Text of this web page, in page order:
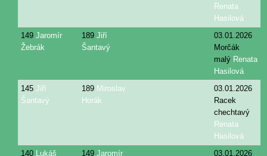
Renata
Hasilová
149 Jaromír
Žebrák
189 Jiří
Šantavý
03.01.2026
Morčák
malý Renata
Hasilová
145 Jiří
Šantavý
189 Miroslav
Horák
03.01.2026
Racek
chechtavý
Renata
Hasilová
140 Lukáš
149 Jaromír
03.01.2026